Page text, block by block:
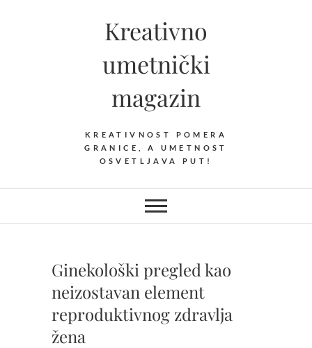
Kreativno
umetnički
magazin
KREATIVNOST POMERA
GRANICE, A UMETNOST
OSVETLJAVA PUT!
Ginekološki pregled kao
neizostavan element
reproduktivnog zdravlja
žena